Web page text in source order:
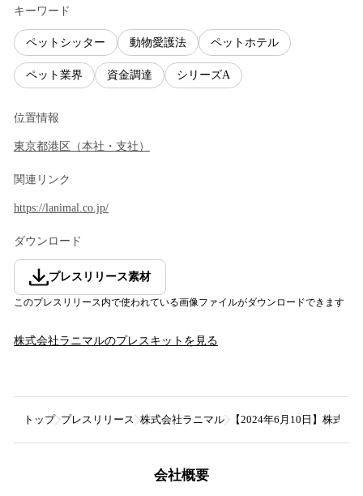
キーワード
ペットシッター 動物愛護法 ペットホテル
ペット業界 資金調達 シリーズA
位置情報
東京都港区 （本社・支社 ）
関連リンク
https://lanimal.co.jp/
ダウンロード
プレスリリース素材
このプレスリリース内で使われている画像ファイルがダウンロードできます
株式会社ラニマルのプレスキットを見る
トップ プレスリリース 株式会社ラニマル 【2024年6月10日】株式
会社概要